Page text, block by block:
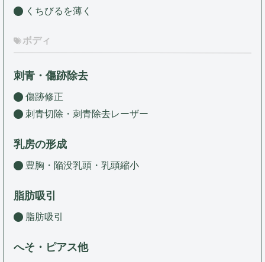
くちびるを薄く
ボディ
刺青・傷跡除去
傷跡修正
刺青切除・刺青除去レーザー
乳房の形成
豊胸・陥没乳頭・乳頭縮小
脂肪吸引
脂肪吸引
へそ・ピアス他